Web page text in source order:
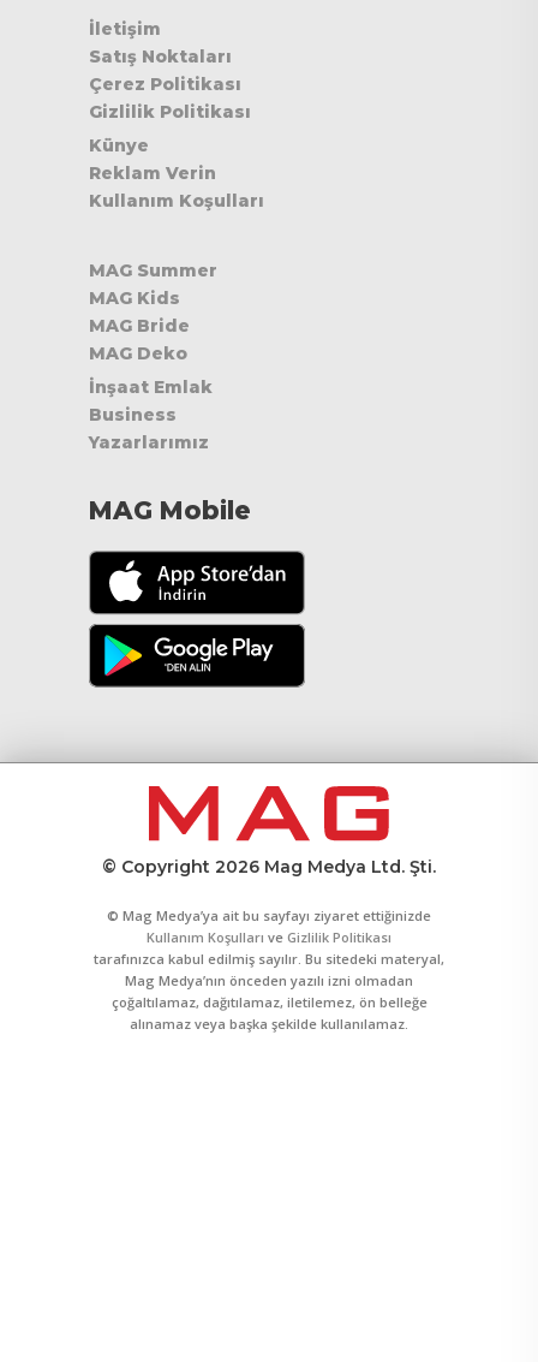
İletişim
Satış Noktaları
Çerez Politikası
Gizlilik Politikası
Künye
Reklam Verin
Kullanım Koşulları
MAG Summer
MAG Kids
MAG Bride
MAG Deko
İnşaat Emlak
Business
Yazarlarımız
MAG Mobile
© Copyright 2026 Mag Medya Ltd. Şti.
© Mag Medya’ya ait bu sayfayı ziyaret ettiğinizde
Kullanım Koşulları ve Gizlilik Politikası
tarafınızca kabul edilmiş sayılır. Bu sitedeki materyal,
Mag Medya’nın önceden yazılı izni olmadan
çoğaltılamaz, dağıtılamaz, iletilemez, ön belleğe
alınamaz veya başka şekilde kullanılamaz.